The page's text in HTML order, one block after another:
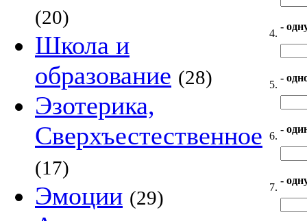
(20)
Школа и
образование (28)
Эзотерика,
Сверхъестественное
(17)
Эмоции (29)
4.
-
5.
-
6.
-
7.
-